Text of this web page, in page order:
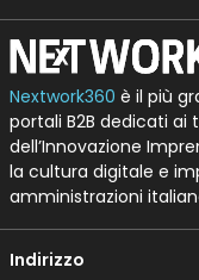
Nextwork360 è il più
portali B2B dedicati ai
dell’Innovazione
la cultura digitale e
amministrazioni
Indirizzo